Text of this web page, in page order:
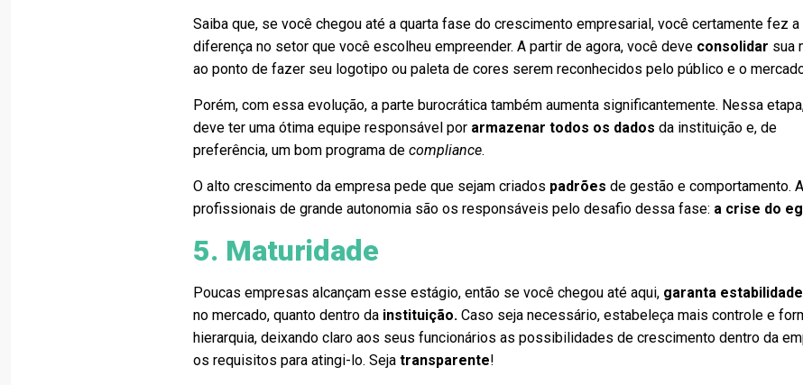
Saiba que, se você chegou até a quarta fase do crescimento empresarial, você certamente fez a
diferença no setor que você escolheu empreender. A partir de agora, você deve consolidar sua
ao ponto de fazer seu logotipo ou paleta de cores serem reconhecidos pelo público e o
Porém, com essa evolução, a parte burocrática também aumenta significantemente. Nessa
deve ter uma ótima equipe responsável por armazenar todos os dados da instituição e, de
preferência, um bom programa decompliance.
O alto crescimento da empresa pede que sejam criados padrões de gestão e comportamento.
profissionais de grande autonomia são os responsáveis pelo desafio dessa fase: a crise do
5. Maturidade
Poucas empresas alcançam esse estágio, então se você chegou até aqui, garanta estabilidade
no mercado, quanto dentro da instituição.Caso seja necessário, estabeleça mais controle e
hierarquia, deixando claro aos seus funcionários as possibilidades de crescimento dentro da
os requisitos para atingi-lo. Sejatransparente!